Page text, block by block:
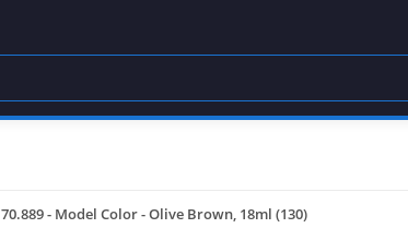
70.889 - Model Color - Olive Brown, 18ml (130)